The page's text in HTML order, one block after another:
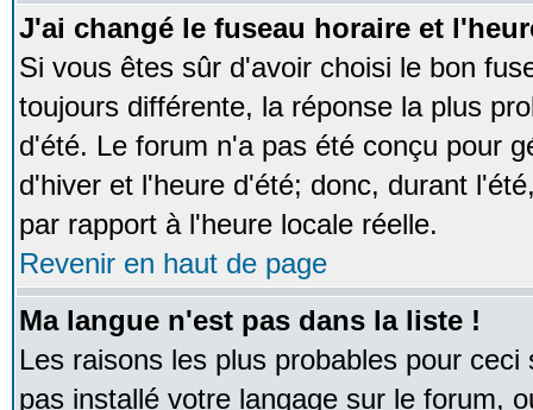
J'ai changé le fuseau horaire et
Si vous êtes sûr d'avoir choisi le bon
toujours différente, la réponse la plus
d'été. Le forum n'a pas été conçu pour
d'hiver et l'heure d'été; donc, durant
par rapport à l'heure locale réelle.
Revenir en haut de page
Ma langue n'est pas dans la liste !
Les raisons les plus probables pour
pas installé votre langage sur le forum,